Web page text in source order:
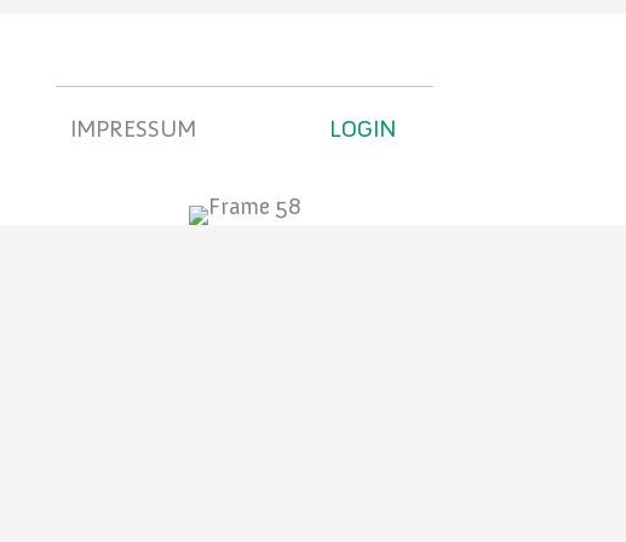
IMPRESSUM LOGIN